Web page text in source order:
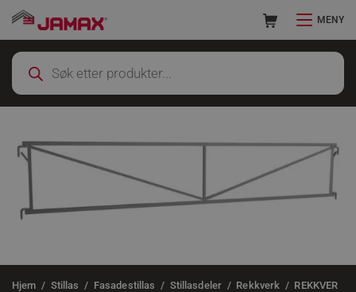
MENY
Hjem Stillas Fasadestillas Stillasdeler Rekkverk
REKKVER